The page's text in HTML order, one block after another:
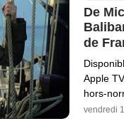
De
de
Apple
hors-
vendredi